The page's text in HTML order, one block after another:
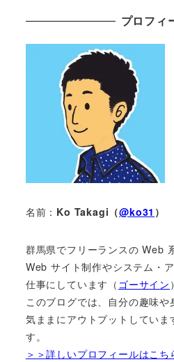
プロフィ
名前： Ko Takagi（@ko31 ）
群馬県でフリーランスの Web
Web サイト制作やシステム・
仕事にしています（ ゴーサイン
このブログでは、自分の趣味
気ままにアウトプットしていま
す。
＞＞詳しいプロフィールはこち